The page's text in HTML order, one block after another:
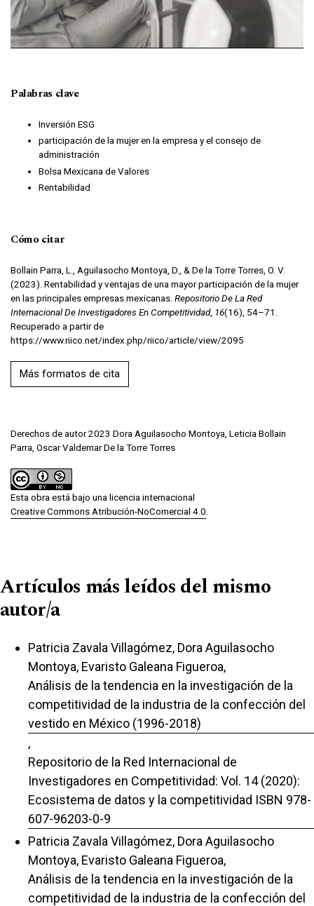
Palabras clave
Inversión ESG
participación de la mujer en la empresa y el consejo de
administración
Bolsa Mexicana de Valores
Rentabilidad
Cómo citar
Bollain Parra, L., Aguilasocho Montoya, D., & De la Torre Torres, O. V.
(2023). Rentabilidad y ventajas de una mayor participación de la mujer
en las principales empresas mexicanas. Repositorio De La Red
Internacional De Investigadores En Competitividad, 16(16), 54–71.
Recuperado a partir de
https://www.riico.net/index.php/riico/article/view/2095
Más formatos de cita
Derechos de autor 2023 Dora Aguilasocho Montoya, Leticia Bollain
Parra, Oscar Valdemar De la Torre Torres
Esta obra está bajo una licencia internacional
Creative Commons Atribución-NoComercial 4.0
Artículos más leídos del mismo
autor/a
Patricia Zavala Villagómez, Dora Aguilasocho
Montoya, Evaristo Galeana Figueroa,
Análisis de la tendencia en la investigación de la
competitividad de la industria de la confección del
vestido en México (1996-2018)
,
Repositorio de la Red Internacional de
Investigadores en Competitividad: Vol. 14 (2020):
Ecosistema de datos y la competitividad ISBN 978-
607-96203-0-9
Patricia Zavala Villagómez, Dora Aguilasocho
Montoya, Evaristo Galeana Figueroa,
Análisis de la tendencia en la investigación de la
competitividad de la industria de la confección del